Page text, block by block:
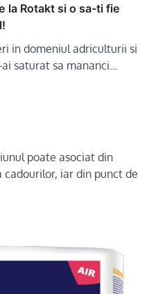
la Rotakt si o sa-ti fie
in domeniul adriculturii si
saturat sa mananci…
poate asociat din
cadourilor, iar din punct de